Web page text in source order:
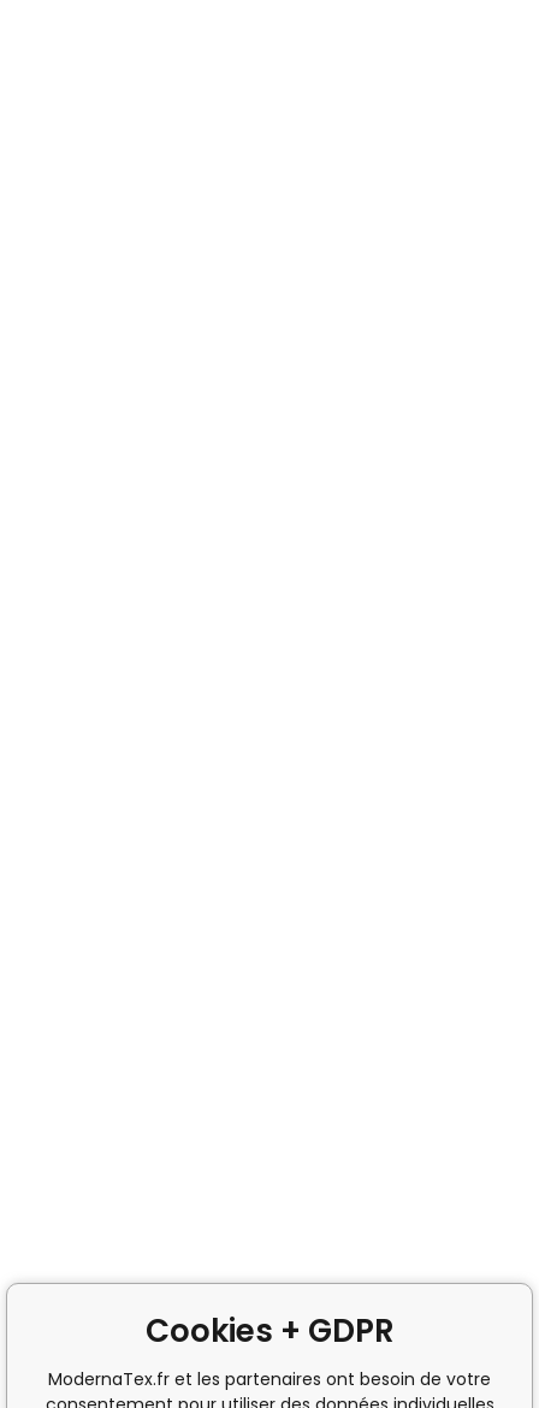
Cookies + GDPR
ModernaTex.fr et les partenaires ont besoin de votre